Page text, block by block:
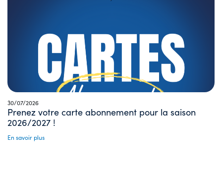
30/07/2026
Prenez votre carte abonnement pour la saison
2026/2027 !
En savoir plus